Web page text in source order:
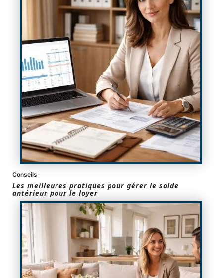
Conseils
Les meilleures pratiques pour gérer le solde
antérieur pour le loyer